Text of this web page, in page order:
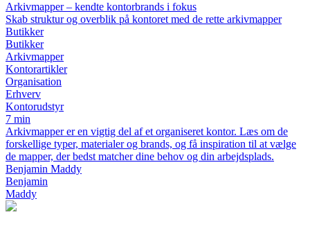
Arkivmapper – kendte kontorbrands i fokus
Skab struktur og overblik på kontoret med de rette arkivmapper
Butikker
Butikker
Arkivmapper
Kontorartikler
Organisation
Erhverv
Kontorudstyr
7 min
Arkivmapper er en vigtig del af et organiseret kontor. Læs om de
forskellige typer, materialer og brands, og få inspiration til at vælge
de mapper, der bedst matcher dine behov og din arbejdsplads.
Benjamin Maddy
Benjamin
Maddy